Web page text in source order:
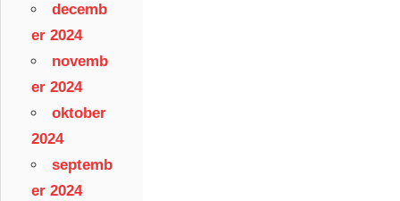
decemb
er 2024
novemb
er 2024
oktober
2024
septemb
er 2024